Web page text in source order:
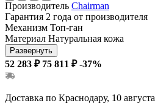
Производитель Chairman
Гарантия 2 года от производителя
Механизм Топ-ган
Материал Натуральная кожа
Развернуть
52 283 ₽ 75 811 ₽ -37%
Доставка по Краснодару, 10 августа